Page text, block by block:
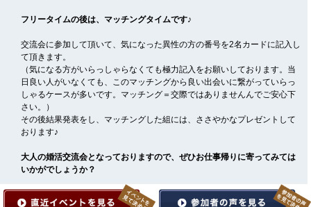
フリータイムの後は、マッチングタイムです♪
交流会に参加して頂いて、気になった異性の方の番号を2名カードに記入し
て頂きます。
（気になる方がいらっしゃらなくても極力記入をお願いしております。当
日良い人がいなくても、このマッチングから良い出会いに繋がっていらっ
しゃるケースが多いです。マッチング＝交際ではありませんんでご安心下
さい。）
その後結果発表をし、マッチングした組には、ささやかなプレゼントして
おります♪
大人の婚活交流会となっておりますので、ぜひお仕事帰りに寄ってみては
いかがでしょうか？